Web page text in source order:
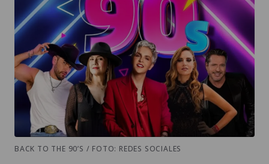
BACK TO THE 90’S / FOTO: REDES SOCIALES